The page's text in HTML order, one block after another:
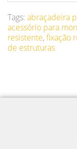
Tags: abraçadeira
acessório para
resistente,fixação
de estruturas